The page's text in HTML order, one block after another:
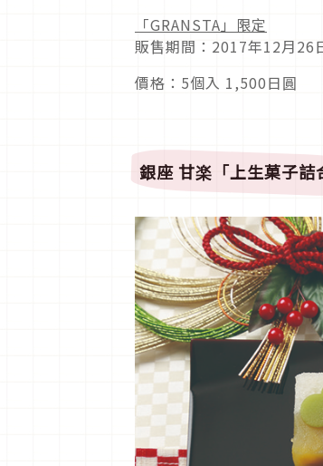
「GRANSTA」限定
販售期間：2017年12月26
價格：5個入 1,500日圓
銀座 甘楽「上生菓子詰